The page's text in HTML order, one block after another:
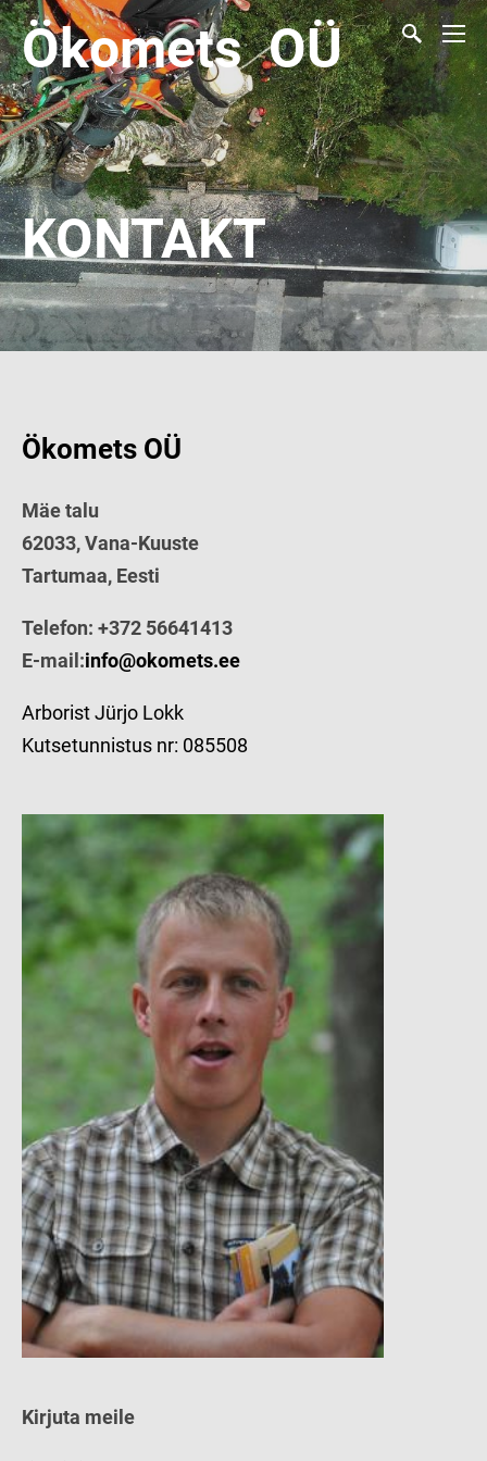
Ökomets OÜ
KONTAKT
Ökomets OÜ
Mäe talu
62033, Vana-Kuuste
Tartumaa, Eesti
Telefon: +372 56641413
E-mail:info@okomets.ee
Arborist Jürjo Lokk
Kutsetunnistus nr: 085508
Kirjuta meile